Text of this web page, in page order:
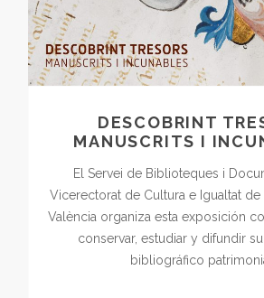
DESCOBRINT
MANUSCRITS I
El Servei de Biblioteques i
Vicerectorat de Cultura e Igualtat de
València organiza esta exposición
conservar, estudiar y difundir
bibliográfico